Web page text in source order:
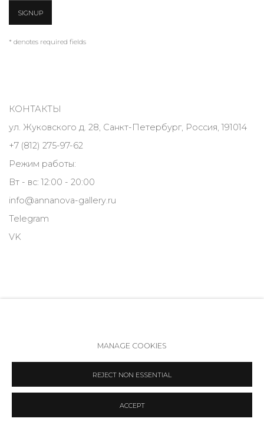
SIGNUP
* denotes required fields
КОНТАКТЫ
ул. Жуковского д. 28, Санкт-Петербург, Россия, 191014
+7 (812) 275-97-62
Режим работы:
Вт - вс: 12:00 - 20:00
info@annanova-gallery.ru
Telegram
VK
COPYRIGHT © 2026 ANNA NOVA GALLERY SITE BY ARTLOGIC
MANAGE COOKIES
REJECT NON ESSENTIAL
ACCEPT